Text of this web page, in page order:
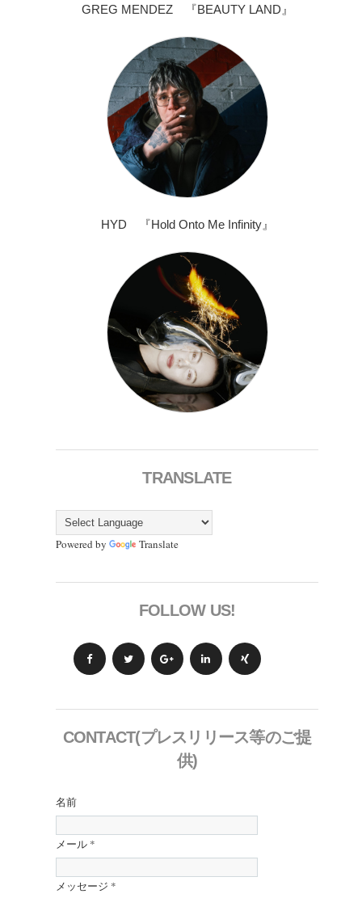
GREG MENDEZ 『BEAUTY LAND』
HYD 『Hold Onto Me Infinity』
TRANSLATE
Powered by Translate
FOLLOW US!
CONTACT(プレスリリース等のご提
供)
名前
メール *
メッセージ *